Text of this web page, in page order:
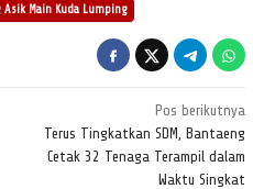
Asik Main Kuda Lumping
Pos berikutnya
Terus Tingkatkan SDM, Bantaeng
Cetak 32 Tenaga Terampil dalam
Waktu Singkat